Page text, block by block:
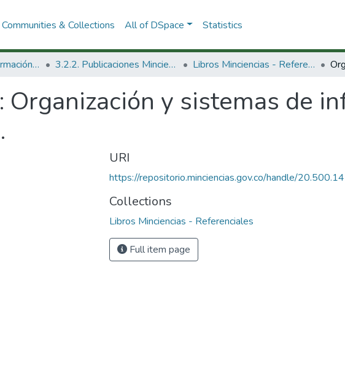
Communities & Collections All of DSpace Statistics
3. Recursos de Información Científica y Tecnológica 3.2.2. Publicaciones Minciencias Libros Minciencias - Referenciales
Organización y sistemas de
URI
https://repositorio.minciencias.gov.co/handle/
Collections
Libros Minciencias - Referenciales
Full item page